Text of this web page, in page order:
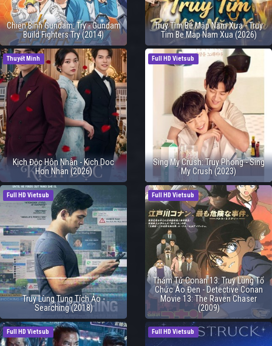
Chiến Binh Gundam: Try - Gundam
Build Fighters Try (2014)
Truy Tìm Bé Mập Năm Xưa - Truy
Tim Be Map Nam Xua (2026)
Thuyết Minh
Kịch Độc Hôn Nhân - Kich Doc
Hon Nhan (2026)
Full HD Vietsub
Sing My Crush: Truy Phong - Sing
My Crush (2023)
Full HD Vietsub
Truy Lùng Tung Tích Ảo -
Searching (2018)
Full HD Vietsub
Thám Tử Conan 13: Truy Lùng Tổ
Chức Áo Đen - Detective Conan
Movie 13: The Raven Chaser
(2009)
Full HD Vietsub Full HD Vietsub